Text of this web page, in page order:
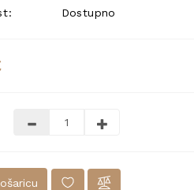
Dostupno